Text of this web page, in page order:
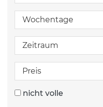
Wochentage
Zeitraum
Preis
nicht volle